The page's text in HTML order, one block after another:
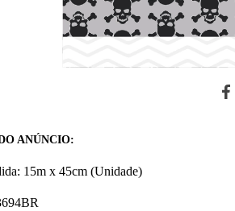
ANÚNCIO:
15m x 45cm (Unidade)
BR